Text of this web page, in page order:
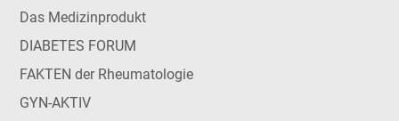
Das Medizinprodukt
DIABETES FORUM
FAKTEN der Rheumatologie
GYN-AKTIV